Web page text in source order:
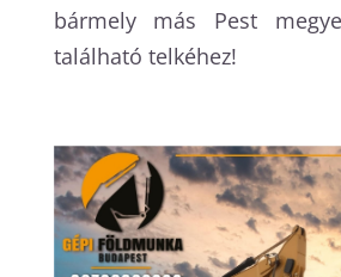
bármely más Pest
található telkéhez!